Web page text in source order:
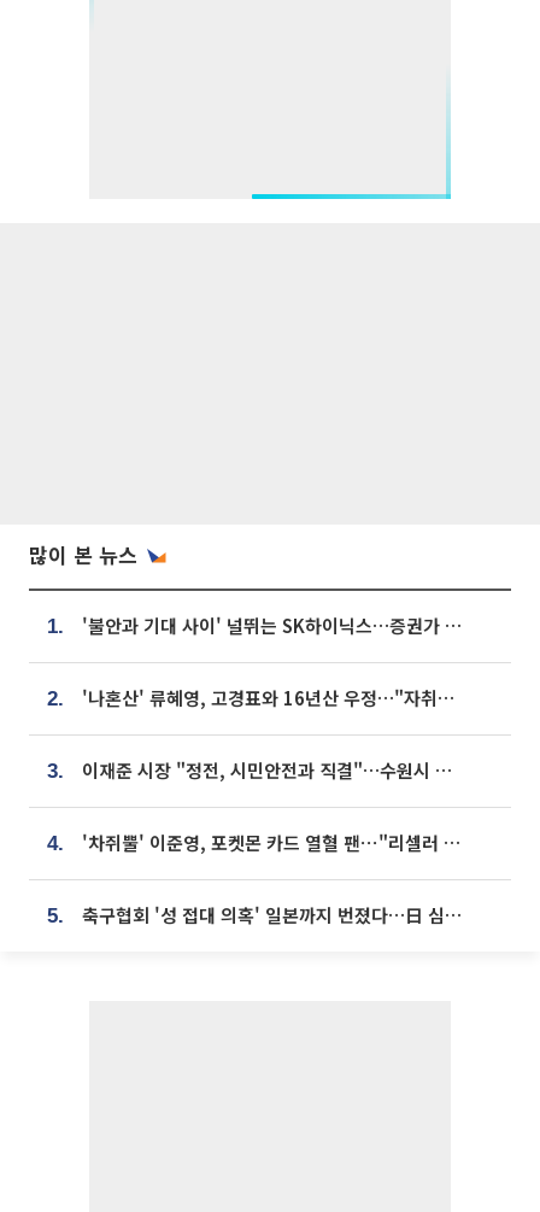
많이 본 뉴스
1. '불안과 기대 사이' 널뛰는 SK하이닉스…증권가 "HBM4·LTA 기반 펀터멘털 견고"
2. '나혼산' 류혜영, 고경표와 16년산 우정…"자취방서 부모님과 마주쳐"
3. 이재준 시장 "정전, 시민안전과 직결"…수원시 비상대응체계 가동
4. '차쥐뿔' 이준영, 포켓몬 카드 열혈 팬⋯"리셀러 처단할 것"
5. 축구협회 '성 접대 의혹' 일본까지 번졌다…日 심판 실명 공개